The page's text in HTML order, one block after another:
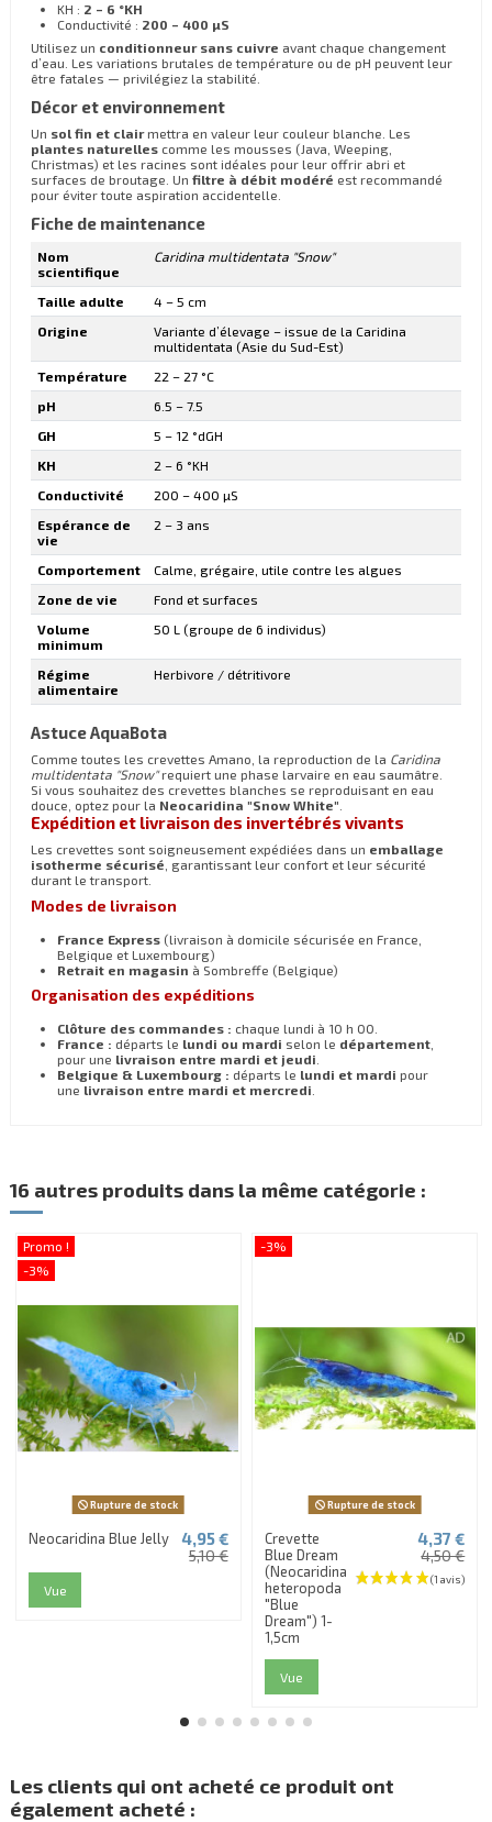
KH : 2 – 6 °KH
Conductivité : 200 – 400 µS
Utilisez un conditionneur sans cuivre avant chaque changement
d’eau. Les variations brutales de température ou de pH peuvent leur
être fatales — privilégiez la stabilité.
Décor et environnement
Un sol fin et clairmettra en valeur leur couleur blanche. Les
plantes naturelles comme les mousses (Java, Weeping,
Christmas) et les racines sont idéales pour leur offrir abri et
surfaces de broutage. Un filtre à débit modéré est recommandé
pour éviter toute aspiration accidentelle.
Fiche de maintenance
Nom
scientifique
Caridina multidentata "Snow"
Taille adulte
4 – 5 cm
Origine
Variante d’élevage – issue de la Caridina
multidentata (Asie du Sud-Est)
Température
22 – 27 °C
pH
6.5 – 7.5
GH
5 – 12 °dGH
KH
2 – 6 °KH
Conductivité
200 – 400 µS
Espérance de
vie
2 – 3 ans
Comportement
Calme, grégaire, utile contre les algues
Zone de vie
Fond et surfaces
Volume
minimum
50 L (groupe de 6 individus)
Régime
alimentaire
Herbivore / détritivore
Astuce AquaBota
Comme toutes les crevettes Amano, la reproduction de la Caridina
multidentata "Snow"requiert une phase larvaire en eau saumâtre.
Si vous souhaitez des crevettes blanches se reproduisant en eau
douce, optez pour la Neocaridina "Snow White"
Expédition et livraison des invertébrés vivants
Les crevettes sont soigneusement expédiées dans un emballage
isotherme sécurisé , garantissant leur confort et leur sécurité
durant le transport.
Modes de livraison
France Express (livraison à domicile sécurisée en France,
Belgique et Luxembourg)
Retrait en magasin à Sombreffe (Belgique)
Organisation des expéditions
Clôture des commandes : chaque lundi à 10 h 00.
France : départs le lundi ou mardi selon le département
pour une livraison entre mardi et jeudi
Belgique & Luxembourg : départs le lundi et mardi pour
une livraison entre mardi et mercredi
16 autres produits dans la même catégorie :
Promo !
-3%
Rupture de stock
Neocaridina Blue Jelly 4,95 €
5,10 €
Vue
-3%
Rupture de stock
Crevette
Blue Dream
(Neocaridina
heteropoda
"Blue
Dream") 1-
1,5cm
4,37 €
4,50 €
Vue
Les clients qui ont acheté ce produit ont
également acheté :